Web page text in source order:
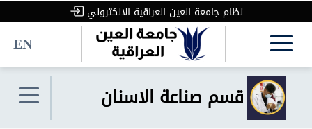
نظام جامعة العين العراقية الالكتروني
EN
قسم صناعة الاسنان